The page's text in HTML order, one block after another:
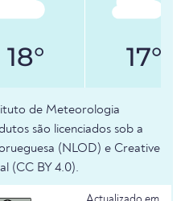
18° 17°
de Meteorologia
são licenciados sob a
(NLOD) e Creative
(CC BY 4.0).